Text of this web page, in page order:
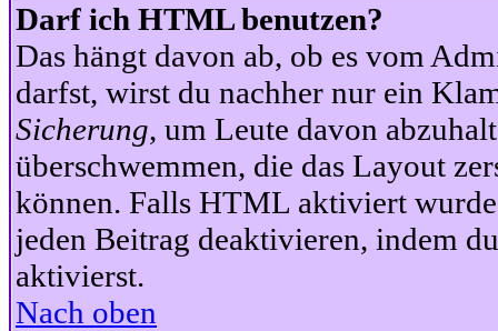
Darf ich HTML benutzen?
Das hängt davon ab, ob es vom
darfst, wirst du nachher nur ein
Sicherung, um Leute davon
überschwemmen, die das Layout
können. Falls HTML aktiviert
jeden Beitrag deaktivieren, indem
aktivierst.
Nach oben